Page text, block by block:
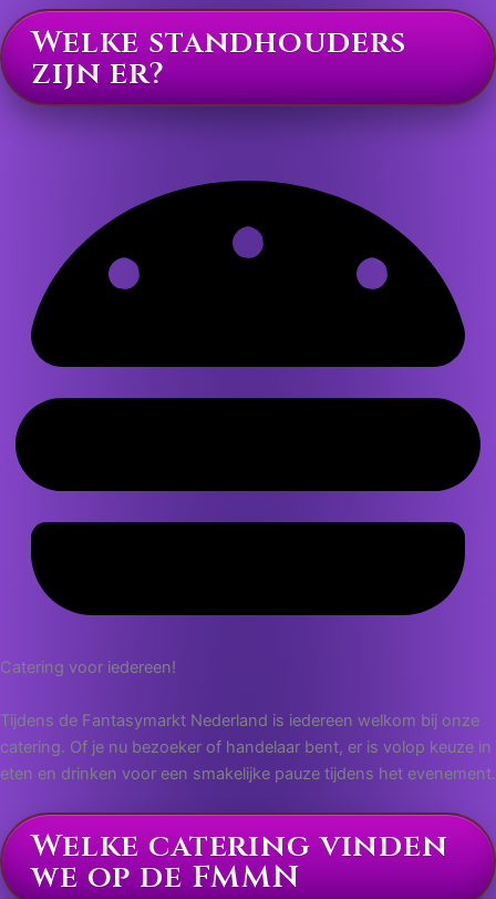
Welke standhouders
zijn er?
Catering voor iedereen!
Tijdens de Fantasymarkt Nederland is iedereen welkom bij onze
catering. Of je nu bezoeker of handelaar bent, er is volop keuze in
eten en drinken voor een smakelijke pauze tijdens het evenement.
Welke catering vinden
we op de FMMN